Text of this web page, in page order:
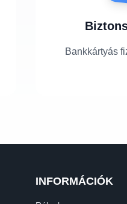
Bankkártyás
INFORMÁCIÓK